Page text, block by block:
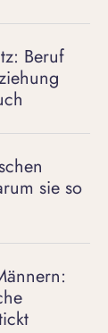
Beruf
sie so